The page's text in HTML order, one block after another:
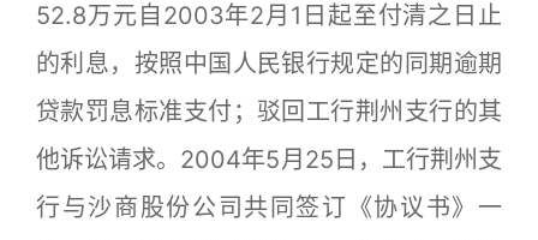
52.8万元自2003年2月1日起至付清之日止
的利息，按照中国人民银行规定的同期逾期
贷款罚息标准支付；驳回工行荆州支行的其
他诉讼请求。2004年5月25日，工行荆州支
行与沙商股份公司共同签订《协议书》一